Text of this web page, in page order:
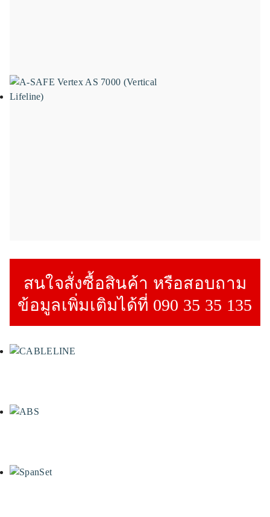
สนใจสั่งซื้อสินค้า หรือสอบถาม
ข้อมูลเพิ่มเติมได้ที่ 090 35 35 135